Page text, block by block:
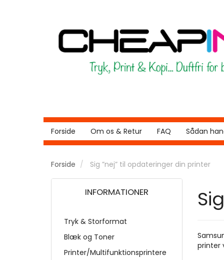
Forside Om os & Retur FAQ Sådan
Forside Sig ”nej” til opdateringer din printer
INFORMATIONER
Tryk & Storformat
Blæk og Toner
Printer/Multifunktionsprintere
printer